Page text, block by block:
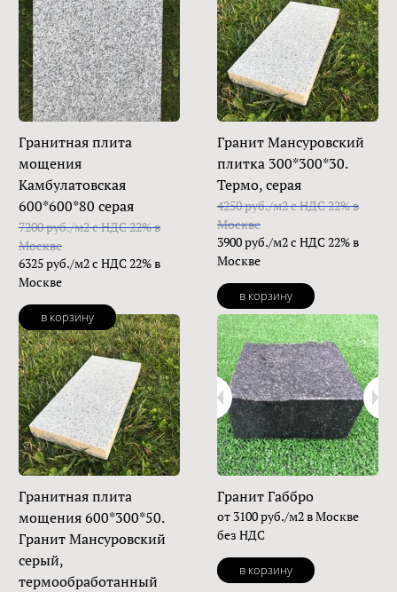
Гранитная плита
мощения
Камбулатовская
600*600*80 серая
7200 руб./м2 с НДС 22% в
Москве
6325 руб./м2 с НДС 22% в
Москве
в корзину
Гранит Мансуровский
плитка 300*300*30.
Термо, серая
4250 руб./м2 с НДС 22% в
Москве
3900 руб./м2 с НДС 22% в
Москве
в корзину
Гранитная плита
мощения 600*300*50.
Гранит Мансуровский
серый,
термообработанный
Гранит Габбро
от 3100 руб./м2 в Москве
без НДС
в корзину